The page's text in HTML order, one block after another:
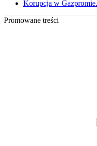
Korupcja w
Promowane treści